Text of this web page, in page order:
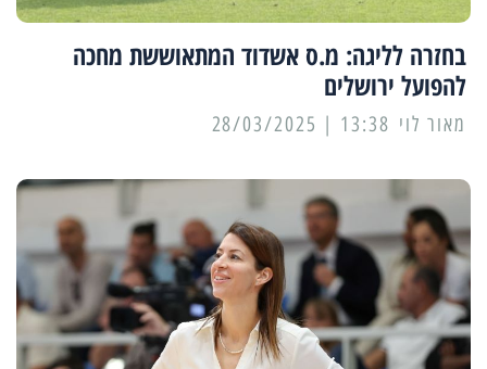
בחזרה לליגה: מ.ס אשדוד המתאוששת מחכה
להפועל ירושלים
מאור לוי 13:38 | 28/03/2025